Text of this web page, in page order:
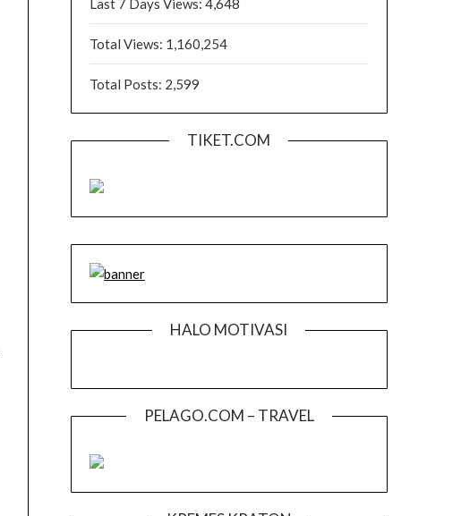
Last 7 Days Views: 4,648
Total Views: 1,160,254
Total Posts: 2,599
TIKET.COM
HALO MOTIVASI
PELAGO.COM – TRAVEL